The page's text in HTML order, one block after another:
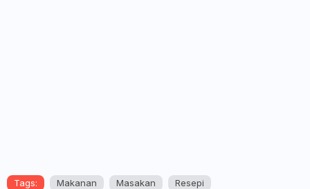
Tags: Makanan Masakan Resepi